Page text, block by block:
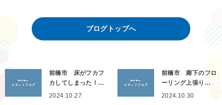
ブログトップへ
前橋市 床がフカフ
カしてしまった！…
2024.10.27
前橋市 廊下のフロ
ーリング上張り…
2024.10.30